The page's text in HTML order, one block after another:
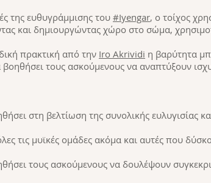
της ευθυγράμμισης του #Iyengar, ο τοίχος
και δημιουργώντας χώρο στο σώμα,
πρακτική από την Iro Akrividi η βαρύτητα
βοηθήσει τους ασκούμενους να αναπτύξουν
στη βελτίωση της συνολικής ευλυγισίας
τις μυϊκές ομάδες ακόμα και αυτές που
τους ασκούμενους να δουλέψουν